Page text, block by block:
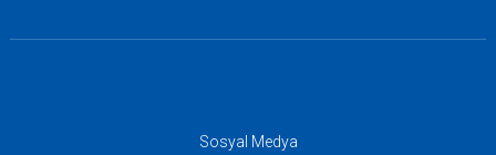
Sosyal Medya